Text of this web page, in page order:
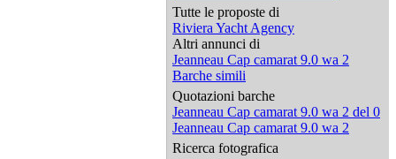
Tutte le proposte di
Riviera Yacht Agency
Altri annunci di
Jeanneau Cap camarat 9.0 wa 2
Barche simili
Quotazioni barche
Jeanneau Cap camarat 9.0 wa 2 del 0
Jeanneau Cap camarat 9.0 wa 2
Ricerca fotografica